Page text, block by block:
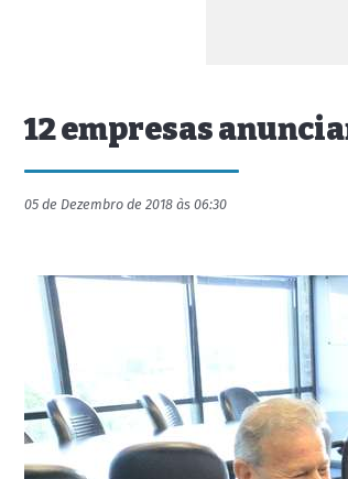
12 empresas
05 de Dezembro de 2018 às 06:30